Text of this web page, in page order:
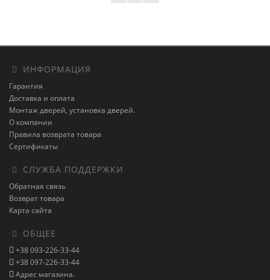
ИНФОРМАЦИЯ
Гарантия
Доставка и оплата
Монтаж дверей, установка дверей.
О компании
Правила возврата товара
Сертификаты
СЛУЖБА ПОДДЕРЖКИ
Обратная связь
Возврат товара
Карта сайта
ОБЩЕЕ
+38 093-226-33-44
+38 097-226-33-44
Адрес магазина.